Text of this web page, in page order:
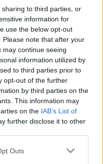
to third parties, or
information for
use the below opt-out
note that after your
continue seeing
information utilized by
to third parties prior to
opt-out of the further
by third parties on the
This information may
on the IAB’s List of
further disclose it to other
Outs
ΑΡΘΡΑ